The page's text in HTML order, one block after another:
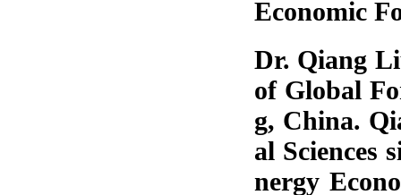
Economic
Dr. Qiang
of Global
g, China.
al Sciences
nergy